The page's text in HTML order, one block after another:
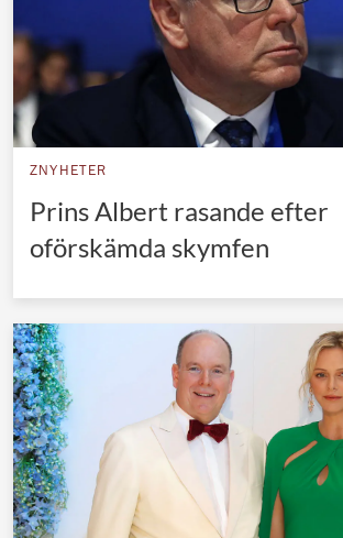
Luxemburgska storhertighuset
Japanska kejsarhuset
Thailändska kungahuset
Marockanska kungahuset
ZNYHETER
Prins Albert rasande efter
oförskämda skymfen